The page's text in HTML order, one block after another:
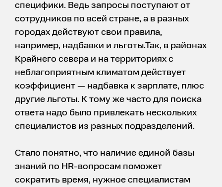
специфики. Ведь запросы поступают от
сотрудников по всей стране, а в разных
городах действуют свои правила,
например, надбавки и льготы.Так, в районах
Крайнего севера и на территориях с
неблагоприятным климатом действует
коэффициент — надбавка к зарплате, плюс
другие льготы. К тому же часто для поиска
ответа надо было привлекать нескольких
специалистов из разных подразделений.
Стало понятно, что наличие единой базы
знаний по HR-вопросам поможет
сократить время, нужное специалистам